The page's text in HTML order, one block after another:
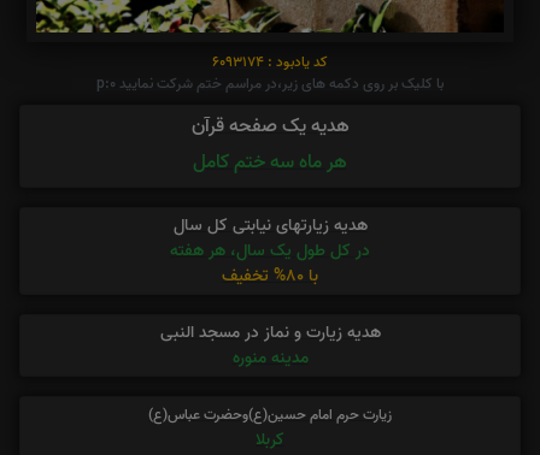
کد یادبود : 6093174
با کلیک بر روی دکمه های زیر،در مراسم ختم شرکت نمایید p:0
هدیه یک صفحه قرآن
هر ماه سه ختم کامل
هدیه زیارتهای نیابتی کل سال
در کل طول یک سال، هر هفته
با 80% تخفیف
هدیه زیارت و نماز در مسجد النبی
مدینه منوره
زیارت حرم امام حسین(ع)وحضرت عباس(ع)
کربلا